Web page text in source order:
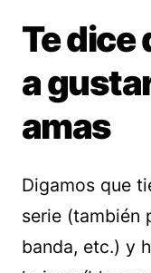
Te dice
a
amas
Digamos que
serie (también
banda, etc.) y